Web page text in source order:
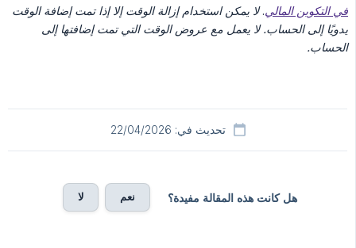
في التكوين المالي.
الحساب.
تحديث في: 22/04/2026
هل كانت هذه المقالة مفيدة؟ نعم لا